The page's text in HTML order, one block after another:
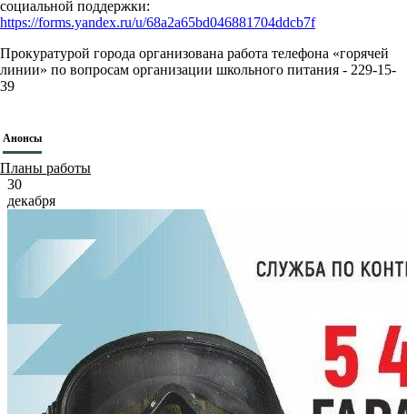
социальной поддержки:
https://forms.yandex.ru/u/68a2a65bd046881704ddcb7f
Прокуратурой города организована работа телефона «горячей
линии» по вопросам организации школьного питания - 229-15-
39
Анонсы
Планы работы
30
декабря